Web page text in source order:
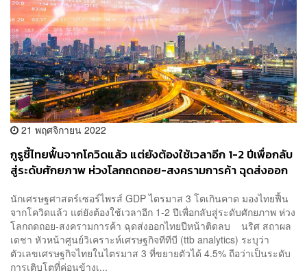
21 พฤศจิกายน 2022
กูรูชี้ไทยฟื้นจากโควิดแล้ว แต่ยังต้องใช้เวลาอีก 1-2 ปีเพื่อกลับ
สู่ระดับศักยภาพ ห่วงโลกถดถอย-สงครามการค้า ฉุดส่งออก
นักเศรษฐศาสตร์เซอร์ไพรส์ GDP ไตรมาส 3 โตเกินคาด มองไทยฟื้น
จากโควิดแล้ว แต่ยังต้องใช้เวลาอีก 1-2 ปีเพื่อกลับสู่ระดับศักยภาพ ห่วง
โลกถดถอย-สงครามการค้า ฉุดส่งออกไทยปีหน้าติดลบ นริศ สถาผล
เดชา หัวหน้าศูนย์วิเคราะห์เศรษฐกิจทีทีบี (ttb analytics) ระบุว่า
ตัวเลขเศรษฐกิจไทยในไตรมาส 3 ที่ขยายตัวได้ 4.5% ถือว่าเป็นระดับ
การเติบโตที่ค่อนข้างเ...